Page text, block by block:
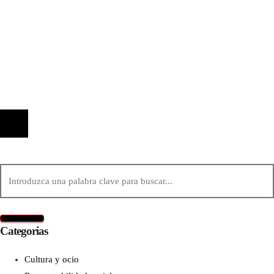
Categorias
Cultura y ocio